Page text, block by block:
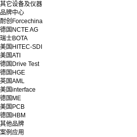
其它设备及仪器
品牌中心
耐创Forcechina
德国NCTE AG
瑞士BOTA
美国HITEC-SDI
美国ATI
德国Drive Test
德国HGE
英国AML
美国interface
德国ME
美国PCB
德国HBM
其他品牌
案例应用